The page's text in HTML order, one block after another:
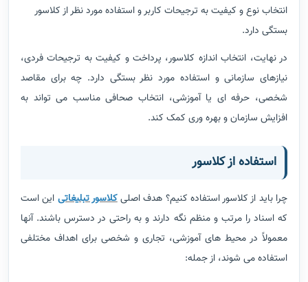
انتخاب نوع و کیفیت به ترجیحات کاربر و استفاده مورد نظر از کلاسور
بستگی دارد.
در نهایت، انتخاب اندازه کلاسور، پرداخت و کیفیت به ترجیحات فردی،
نیازهای سازمانی و استفاده مورد نظر بستگی دارد. چه برای مقاصد
شخصی، حرفه ای یا آموزشی، انتخاب صحافی مناسب می تواند به
افزایش سازمان و بهره وری کمک کند.
استفاده از کلاسور
چرا باید از کلاسور استفاده کنیم؟ هدف اصلیکلاسور تبلیغاتی این است
که اسناد را مرتب و منظم نگه دارند و به راحتی در دسترس باشند. آنها
معمولاً در محیط های آموزشی، تجاری و شخصی برای اهداف مختلفی
استفاده می شوند، از جمله: